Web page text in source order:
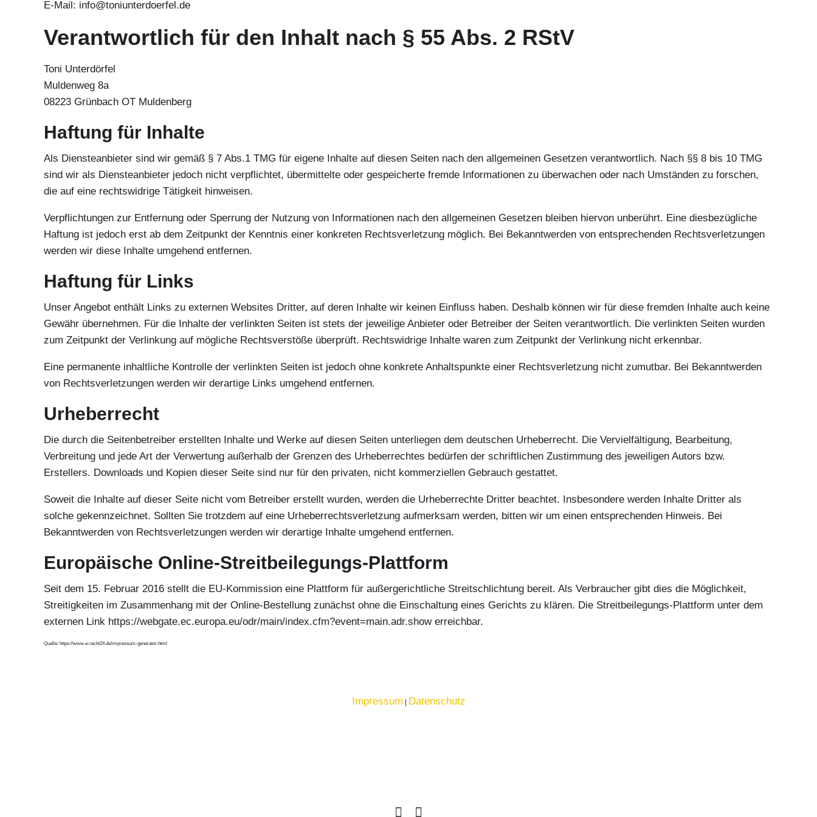
E-Mail: info@toniunterdoerfel.de
Verantwortlich für den Inhalt nach § 55 Abs. 2 RStV
Toni Unterdörfel
Muldenweg 8a
08223 Grünbach OT Muldenberg
Haftung für Inhalte
Als Diensteanbieter sind wir gemäß § 7 Abs.1 TMG für eigene Inhalte auf diesen Seiten nach den allgemeinen Gesetzen verantwortlich. Nach §§ 8 bis 10 TMG
sind wir als Diensteanbieter jedoch nicht verpflichtet, übermittelte oder gespeicherte fremde Informationen zu überwachen oder nach Umständen zu forschen,
die auf eine rechtswidrige Tätigkeit hinweisen.
Verpflichtungen zur Entfernung oder Sperrung der Nutzung von Informationen nach den allgemeinen Gesetzen bleiben hiervon unberührt. Eine diesbezügliche
Haftung ist jedoch erst ab dem Zeitpunkt der Kenntnis einer konkreten Rechtsverletzung möglich. Bei Bekanntwerden von entsprechenden Rechtsverletzungen
werden wir diese Inhalte umgehend entfernen.
Haftung für Links
Unser Angebot enthält Links zu externen Websites Dritter, auf deren Inhalte wir keinen Einfluss haben. Deshalb können wir für diese fremden Inhalte auch keine
Gewähr übernehmen. Für die Inhalte der verlinkten Seiten ist stets der jeweilige Anbieter oder Betreiber der Seiten verantwortlich. Die verlinkten Seiten wurden
zum Zeitpunkt der Verlinkung auf mögliche Rechtsverstöße überprüft. Rechtswidrige Inhalte waren zum Zeitpunkt der Verlinkung nicht erkennbar.
Eine permanente inhaltliche Kontrolle der verlinkten Seiten ist jedoch ohne konkrete Anhaltspunkte einer Rechtsverletzung nicht zumutbar. Bei Bekanntwerden
von Rechtsverletzungen werden wir derartige Links umgehend entfernen.
Urheberrecht
Die durch die Seitenbetreiber erstellten Inhalte und Werke auf diesen Seiten unterliegen dem deutschen Urheberrecht. Die Vervielfältigung, Bearbeitung,
Verbreitung und jede Art der Verwertung außerhalb der Grenzen des Urheberrechtes bedürfen der schriftlichen Zustimmung des jeweiligen Autors bzw.
Erstellers. Downloads und Kopien dieser Seite sind nur für den privaten, nicht kommerziellen Gebrauch gestattet.
Soweit die Inhalte auf dieser Seite nicht vom Betreiber erstellt wurden, werden die Urheberrechte Dritter beachtet. Insbesondere werden Inhalte Dritter als
solche gekennzeichnet. Sollten Sie trotzdem auf eine Urheberrechtsverletzung aufmerksam werden, bitten wir um einen entsprechenden Hinweis. Bei
Bekanntwerden von Rechtsverletzungen werden wir derartige Inhalte umgehend entfernen.
Europäische Online-Streitbeilegungs-Plattform
Seit dem 15. Februar 2016 stellt die EU-Kommission eine Plattform für außergerichtliche Streitschlichtung bereit. Als Verbraucher gibt dies die Möglichkeit,
Streitigkeiten im Zusammenhang mit der Online-Bestellung zunächst ohne die Einschaltung eines Gerichts zu klären. Die Streitbeilegungs-Plattform unter dem
externen Link https://webgate.ec.europa.eu/odr/main/index.cfm?event=main.adr.show erreichbar.
Quelle: https://www.e-recht24.de/impressum-generator.html
Impressum Datenschutz